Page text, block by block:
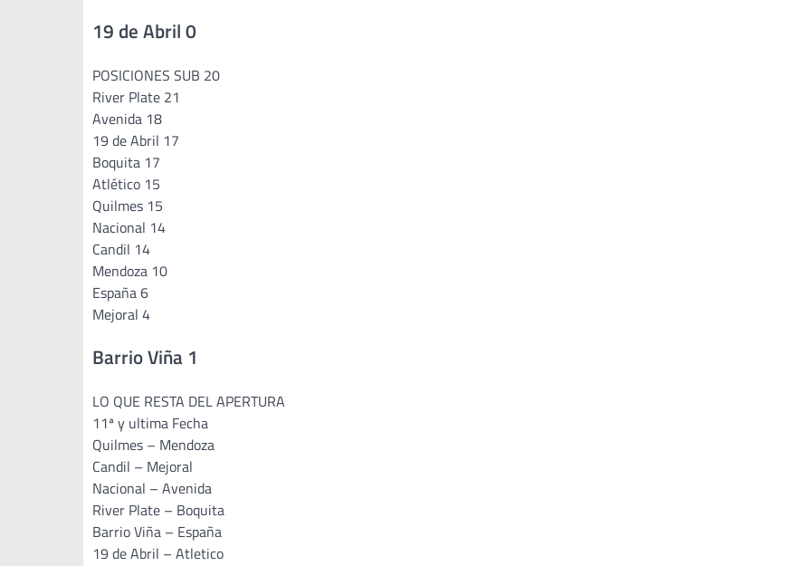
19 de Abril 0
POSICIONES SUB 20
River Plate 21
Avenida 18
19 de Abril 17
Boquita 17
Atlético 15
Quilmes 15
Nacional 14
Candil 14
Mendoza 10
España 6
Mejoral 4
Barrio Viña 1
LO QUE RESTA DEL APERTURA
11ª y ultima Fecha
Quilmes – Mendoza
Candil – Mejoral
Nacional – Avenida
River Plate – Boquita
Barrio Viña – España
19 de Abril – Atletico